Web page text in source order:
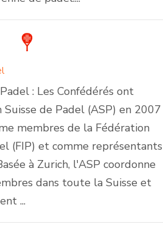
: Les Confédérés ont
de Padel (ASP) en 2007
membres de la Fédération
(FIP) et comme représentants
à Zurich, l'ASP coordonne
dans toute la Suisse et
...